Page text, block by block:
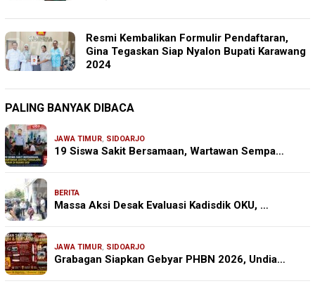
Resmi Kembalikan Formulir Pendaftaran,
Gina Tegaskan Siap Nyalon Bupati Karawang
2024
PALING BANYAK DIBACA
JAWA TIMUR, SIDOARJO
19 Siswa Sakit Bersamaan, Wartawan Sempa…
BERITA
Massa Aksi Desak Evaluasi Kadisdik OKU, …
JAWA TIMUR, SIDOARJO
Grabagan Siapkan Gebyar PHBN 2026, Undia…